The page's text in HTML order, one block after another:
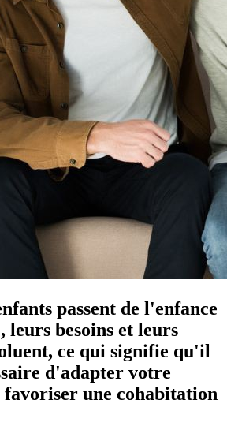
passent de l'enfance
leurs besoins et leurs
ce qui signifie qu'il
d'adapter votre
une cohabitation